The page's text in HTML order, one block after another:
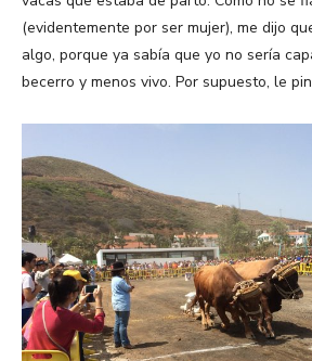
(evidentemente por ser mujer), me dijo
algo, porque ya sabía que yo no sería
becerro y menos vivo. Por supuesto, le